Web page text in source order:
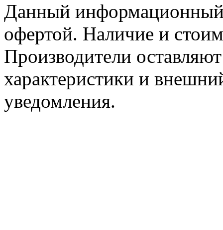
Данный информационный
офертой. Наличие и
Производители
характеристики и
уведомления.